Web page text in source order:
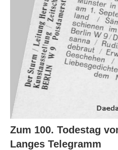
Zum 100. Todestag
Langes Telegramm